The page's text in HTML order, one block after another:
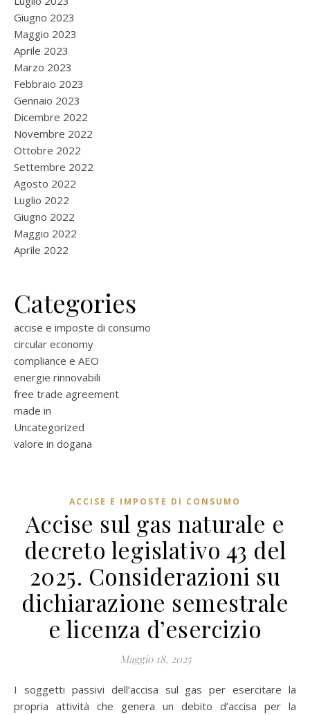
Giugno 2023
Maggio 2023
Aprile 2023
Marzo 2023
Febbraio 2023
Gennaio 2023
Dicembre 2022
Novembre 2022
Ottobre 2022
Settembre 2022
Agosto 2022
Luglio 2022
Giugno 2022
Maggio 2022
Aprile 2022
Categories
accise e imposte di consumo
circular economy
compliance e AEO
energie rinnovabili
free trade agreement
made in
Uncategorized
valore in dogana
ACCISE E IMPOSTE DI CONSUMO
Accise sul gas naturale e
decreto legislativo 43 del
2025. Considerazioni su
dichiarazione semestrale
e licenza d’esercizio
Maggio 18, 2025
I soggetti passivi dell’accisa sul gas per esercitare la
propria attività che genera un debito d’accisa per la